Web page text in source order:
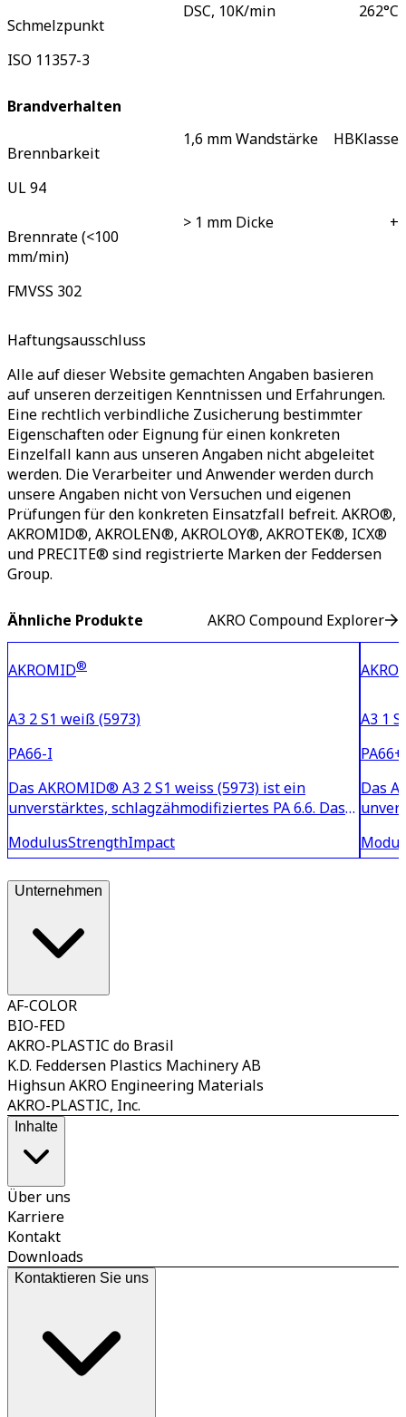
Schmelzpunkt
ISO 11357-3
DSC, 10K/min 262°C
Brandverhalten
Brennbarkeit
UL 94
1,6 mm Wandstärke HBKlasse
Brennrate (<100
mm/min)
FMVSS 302
> 1 mm Dicke +
Haftungsausschluss
Alle auf dieser Website gemachten Angaben basieren
auf unseren derzeitigen Kenntnissen und Erfahrungen.
Eine rechtlich verbindliche Zusicherung bestimmter
Eigenschaften oder Eignung für einen konkreten
Einzelfall kann aus unseren Angaben nicht abgeleitet
werden. Die Verarbeiter und Anwender werden durch
unsere Angaben nicht von Versuchen und eigenen
Prüfungen für den konkreten Einsatzfall befreit. AKRO®,
AKROMID®, AKROLEN®, AKROLOY®, AKROTEK®, ICX®
und PRECITE® sind registrierte Marken der Feddersen
Group.
Ähnliche Produkte AKRO Compound Explorer
AKROMID®
A3 2 S1 weiß (5973)
PA66-I
Das AKROMID® A3 2 S1 weiss (5973) ist ein
unverstärktes, schlagzähmodifiziertes PA 6.6. Das
weiterhin durch eine sehr hohe
Verbindungs- und Befestigungs
ModulusStrengthImpact
A3 1
Das
eine
Unternehmen
AF-COLOR
BIO-FED
AKRO-PLASTIC do Brasil
K.D. Feddersen Plastics Machinery AB
Highsun AKRO Engineering Materials
AKRO-PLASTIC, Inc.
Inhalte
Über uns
Karriere
Kontakt
Downloads
Kontaktieren Sie uns